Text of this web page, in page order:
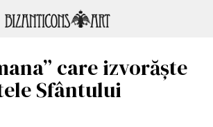
care izvorăște
Sfântului